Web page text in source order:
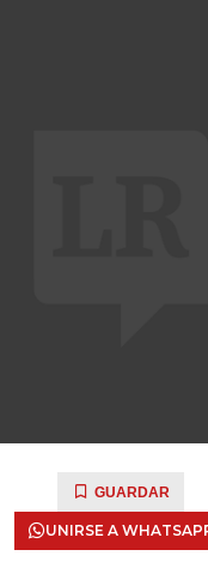
GUARDAR
UNIRSE A